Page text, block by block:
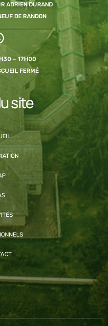
ADRIEN DURAND
DE RANDON
– 17H00
FERMÉ
site